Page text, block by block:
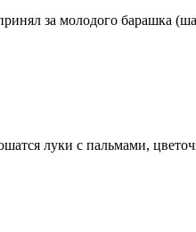
за молодого барашка
луки с пальмами,